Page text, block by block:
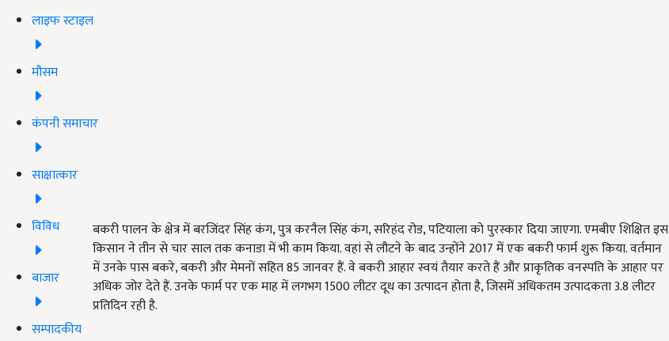
लाइफ स्टाइल
मौसम
कंपनी समाचार
साक्षात्कार
विविध
बाजार
सम्पादकीय
बकरी पालन के क्षेत्र में बरजिंदर सिंह कंग, पुत्र करनैल सिंह कंग, सरिहंद रोड, पटियाला को पुरस्कार दिया जाएगा. एमबीए शिक्षित इस
किसान ने तीन से चार साल तक कनाडा में भी काम किया. वहां से लौटने के बाद उन्होंने 2017 में एक बकरी फार्म शुरू किया. वर्तमान
में उनके पास बकरे, बकरी और मेमनों सहित 85 जानवर हैं. वे बकरी आहार स्वयं तैयार करते हैं और प्राकृतिक वनस्पति के आहार पर
अधिक जोर देते हैं. उनके फार्म पर एक माह में लगभग 1500 लीटर दूध का उत्पादन होता है, जिसमें अधिकतम उत्पादकता 3.8 लीटर
प्रतिदिन रही है.